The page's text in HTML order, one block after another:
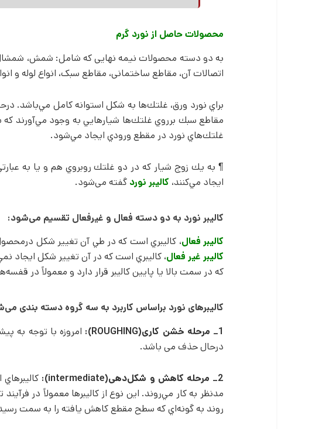
محصولات حاصل از نورد گرم
به دو دسته محصولات نیمه نهایی که شامل: شمش،
اتصالات آن، مقاطع ساختمانی، مقاطع سبک، انواع لوله و
براي نورد ورق، غلتك‌­ها به شكل استوانه كامل مي‌­باشد.
مقاطع سبك برروي غلتك‌­ها شيارهايي به وجود مي­‌آورند
غلتك­‌هاي نورد در مقطع ورودي ايجاد مي­‌شود.
¶ به يك زوج شيار كه در دو غلتك روبروي هم و يا به
ايجاد مي­‌كنند، كاليبر نورد گفته می­‌شود.
کالیبر نورد به دو دسته فعال و غیرفعال تقسیم می­‌شود:
كاليبر فعال، كاليبري است كه در طي آن تغيير شكل
كاليبر غير فعال، كاليبري است كه در آن تغيير شكل
كه در سمت بالا يا پايين كاليبر قرار دارد و معمولاً در
کالیبرهای نورد براساس کاربرد به سه گروه دسته بندی
1_ مرحله خشن کاری(ROUGHING):
امروزه با توجه به
درحال حذف می باشد.
2_ مرحله کاهش و شکل­‌دهی(intermediate):
مدنظر به كار مي‌­روند. اين نوع از كاليبرها معمولاً در
روند به گونه­‌اي كه سطح مقطع كاهش يافته را به سمت